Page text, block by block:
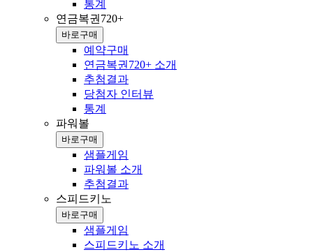
통계
연금복권720+
바로구매
예약구매
연금복권720+ 소개
추첨결과
당첨자 인터뷰
통계
파워볼
바로구매
샘플게임
파워볼 소개
추첨결과
스피드키노
바로구매
샘플게임
스피드키노 소개